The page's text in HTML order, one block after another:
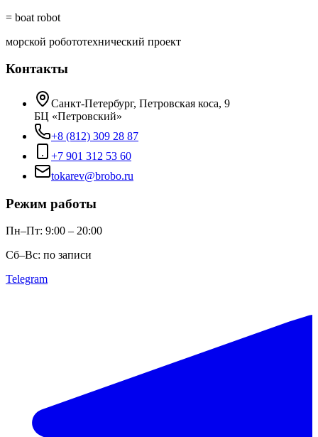
= boat robot
морской робототехнический проект
Контакты
Санкт-Петербург, Петровская коса, 9
БЦ «Петровский»
+8 (812) 309 28 87
+7 901 312 53 60
tokarev@brobo.ru
Режим работы
Пн–Пт: 9:00 – 20:00
Сб–Вс: по записи
Telegram